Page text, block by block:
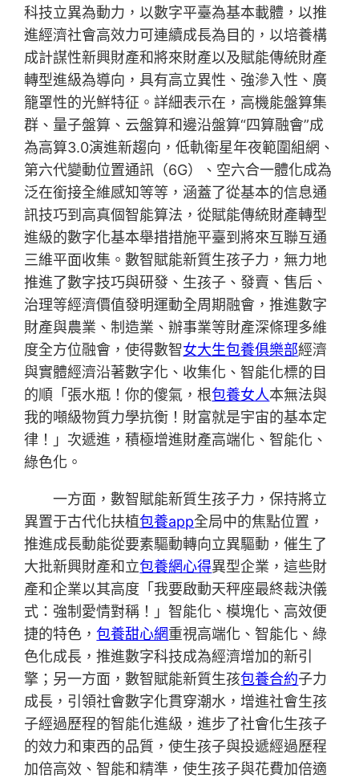
科技立異為動力，以數字平臺為基本載體，以推
進經濟社會高效力可連續成長為目的，以培養構
成計謀性新興財產和將來財產以及賦能傳統財產
轉型進級為導向，具有高立異性、強滲入性、廣
籠罩性的光鮮特征。詳細表示在，高機能盤算集
群、量子盤算、云盤算和邊沿盤算“四算融會”成
為高算3.0演進新趨向，低軌衛星年夜範圍組網、
第六代變動位置通訊（6G）、空六合一體化成為
泛在銜接全維感知等等，涵蓋了從基本的信息通
訊技巧到高真個智能算法，從賦能傳統財產轉型
進級的數字化基本舉措措施平臺到將來互聯互通
三維平面收集。數智賦能新質生孩子力，無力地
推進了數字技巧與研發、生孩子、發賣、售后、
治理等經濟價值發明運動全周期融會，推進數字
財產與農業、制造業、辦事業等財產深條理多維
度全方位融會，使得數智女大生包養俱樂部經濟
與實體經濟沿著數字化、收集化、智能化標的目
的順「張水瓶！你的傻氣，根包養女人本無法與
我的噸級物質力學抗衡！財富就是宇宙的基本定
律！」次遞進，積極增進財產高端化、智能化、
綠色化。
一方面，數智賦能新質生孩子力，保持將立
異置于古代化扶植包養app全局中的焦點位置，
推進成長動能從要素驅動轉向立異驅動，催生了
大批新興財產和立包養網心得異型企業，這些財
產和企業以其高度「我要啟動天秤座最終裁決儀
式：強制愛情對稱！」智能化、模塊化、高效便
捷的特色，包養甜心網重視高端化、智能化、綠
色化成長，推進數字科技成為經濟增加的新引
擎；另一方面，數智賦能新質生孩包養合約子力
成長，引領社會數字化貫穿潮水，增進社會生孩
子經過歷程的智能化進級，進步了社會化生孩子
的效力和東西的品質，使生孩子與投遞經過歷程
加倍高效、智能和精準，使生孩子與花費加倍適